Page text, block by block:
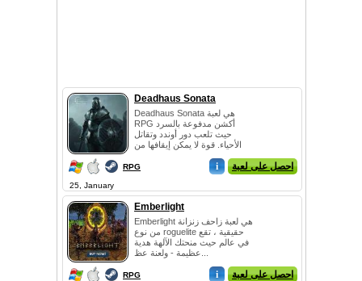
Deadhaus Sonata
Deadhaus Sonata هي لعبة
RPG أكشن مدفوعة بالسرد
حيث تلعب دور أوندد وتقاتل
الأحياء. قوة لا يمكن إيقافها من
RPG i احصل على لعبة
25, January
Emberlight
Emberlight هي لعبة زاحف زنزانة
من نوع roguelite حقيقية ، تقع
في عالم حيث منحتك الآلهة هدية
RPG i احصل على لعبة